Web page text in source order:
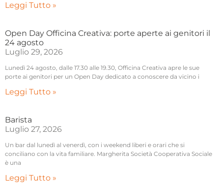
Leggi Tutto »
Open Day Officina Creativa: porte aperte ai genitori il
24 agosto
Luglio 29, 2026
Lunedì 24 agosto, dalle 17.30 alle 19.30, Officina Creativa apre le sue
porte ai genitori per un Open Day dedicato a conoscere da vicino i
Leggi Tutto »
Barista
Luglio 27, 2026
Un bar dal lunedì al venerdì, con i weekend liberi e orari che si
conciliano con la vita familiare. Margherita Società Cooperativa Sociale
è una
Leggi Tutto »